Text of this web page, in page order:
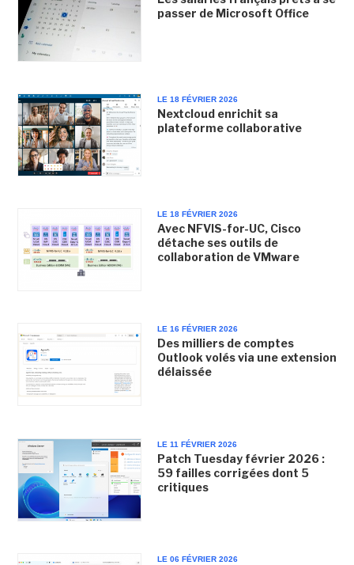
passer de Microsoft Office
LE 18 FÉVRIER 2026
Nextcloud enrichit sa
plateforme collaborative
LE 18 FÉVRIER 2026
Avec NFVIS-for-UC, Cisco
détache ses outils de
collaboration de VMware
LE 16 FÉVRIER 2026
Des milliers de comptes
Outlook volés via une extension
délaissée
LE 11 FÉVRIER 2026
Patch Tuesday février 2026 :
59 failles corrigées dont 5
critiques
LE 06 FÉVRIER 2026